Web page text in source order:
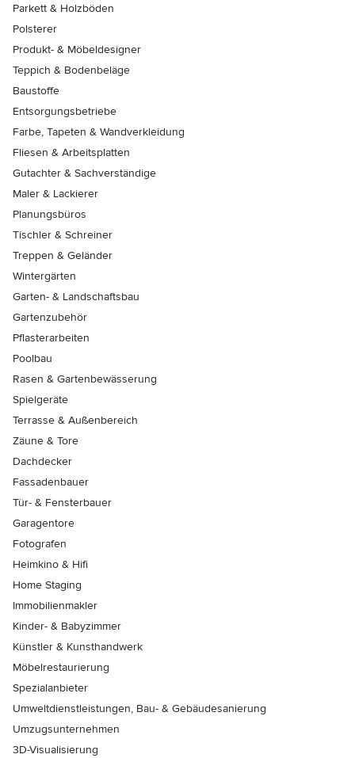
Parkett & Holzböden
Polsterer
Produkt- & Möbeldesigner
Teppich & Bodenbeläge
Baustoffe
Entsorgungsbetriebe
Farbe, Tapeten & Wandverkleidung
Fliesen & Arbeitsplatten
Gutachter & Sachverständige
Maler & Lackierer
Planungsbüros
Tischler & Schreiner
Treppen & Geländer
Wintergärten
Garten- & Landschaftsbau
Gartenzubehör
Pflasterarbeiten
Poolbau
Rasen & Gartenbewässerung
Spielgeräte
Terrasse & Außenbereich
Zäune & Tore
Dachdecker
Fassadenbauer
Tür- & Fensterbauer
Garagentore
Fotografen
Heimkino & Hifi
Home Staging
Immobilienmakler
Kinder- & Babyzimmer
Künstler & Kunsthandwerk
Möbelrestaurierung
Spezialanbieter
Umweltdienstleistungen, Bau- & Gebäudesanierung
Umzugsunternehmen
3D-Visualisierung